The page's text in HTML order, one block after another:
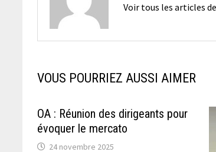
Voir tous les articles
VOUS POURRIEZ AUSSI AIMER
OA : Réunion des dirigeants pour
évoquer le mercato
24 novembre 2025